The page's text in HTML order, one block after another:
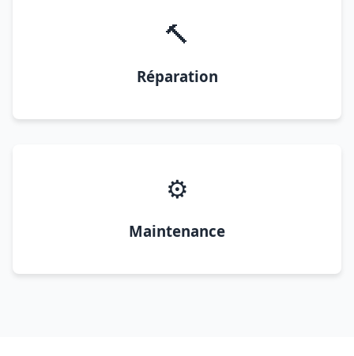
🔨
Réparation
⚙️
Maintenance